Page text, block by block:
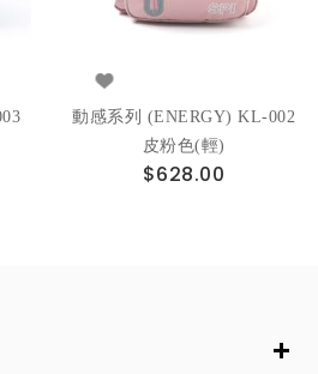
動感系列 (ENERGY) KL-002
皮粉色(輕)
$628.00